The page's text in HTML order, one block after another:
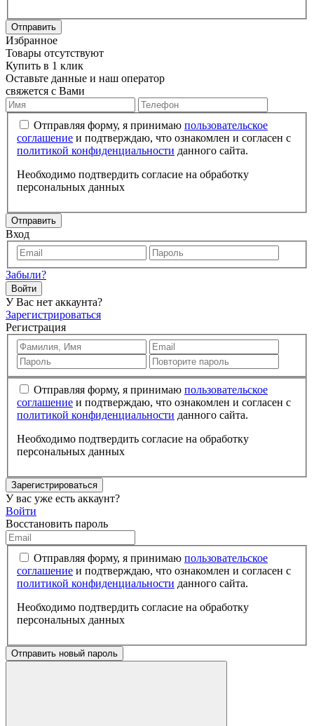
Отправить
Избранное
Товары отсутствуют
Купить в 1 клик
Оставьте данные и наш оператор
свяжется с Вами
Отправляя форму, я принимаю пользовательское
соглашение и подтверждаю, что ознакомлен и согласен с
политикой конфиденциальности данного сайта.
Необходимо подтвердить согласие на обработку
персональных данных
Отправить
Вход
Забыли?
Войти
У Вас нет аккаунта?
Зарегистрироваться
Регистрация
Отправляя форму, я принимаю пользовательское
соглашение и подтверждаю, что ознакомлен и согласен с
политикой конфиденциальности данного сайта.
Необходимо подтвердить согласие на обработку
персональных данных
Зарегистрироваться
У вас уже есть аккаунт?
Войти
Восстановить пароль
Отправляя форму, я принимаю пользовательское
соглашение и подтверждаю, что ознакомлен и согласен с
политикой конфиденциальности данного сайта.
Необходимо подтвердить согласие на обработку
персональных данных
Отправить новый пароль